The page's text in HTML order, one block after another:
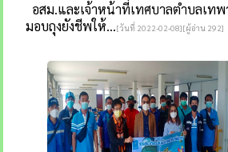
อสม.และเจ้าหน้าที่เทศบาลตำบลเทพ
มอบถุงยังชีพให้...[วันที่ 2022-02-08][ผู้อ่าน 292]